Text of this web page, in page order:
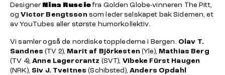
Designer Nina Rusciofra Golden Globe-vinneren The Pitt,
ogVictor Bengtssonsom leder selskapet bak Sidemen, et
av YouTubes aller største humorkollektiv.
Vi samler også de nordiske topplederne i Bergen. Olav T.
Sandnes(TV 2), Marit af Björkesten(Yle), Mathias Berg
(TV 4),Anne Lagercrantz (SVT), Vibeke Fürst Haugen
(NRK), Siv J. Tveitnes (Schibsted),Anders Opdahl